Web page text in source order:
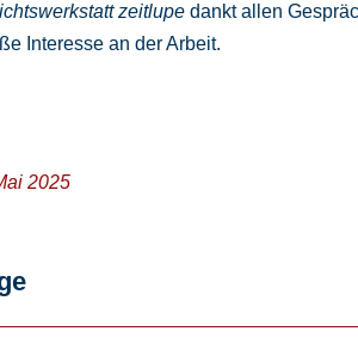
zeitlupe dankt allen
Interesse an der Arbeit.
2025